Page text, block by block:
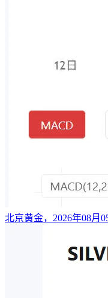
北京黄金，2026年08月